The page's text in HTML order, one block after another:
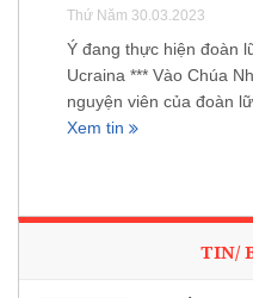
Thứ Năm 30.03.2023
Ý đang thực hiện đoàn
Ucraina *** Vào Chúa
nguyện viên của đoàn
Xem tin
TIN/